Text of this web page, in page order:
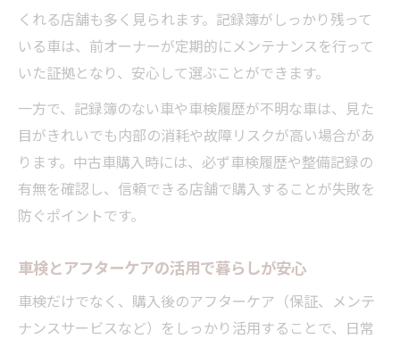
くれる店舗も多く見られます。記録簿がしっかり残って
いる車は、前オーナーが定期的にメンテナンスを行って
いた証拠となり、安心して選ぶことができます。
一方で、記録簿のない車や車検履歴が不明な車は、見た
目がきれいでも内部の消耗や故障リスクが高い場合があ
ります。中古車購入時には、必ず車検履歴や整備記録の
有無を確認し、信頼できる店舗で購入することが失敗を
防ぐポイントです。
車検とアフターケアの活用で暮らしが安心
車検だけでなく、購入後のアフターケア（保証、メンテ
ナンスサービスなど）をしっかり活用することで、日常